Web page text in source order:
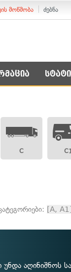
მოწმობა ძებნა
C
[A,
აღინიშნოს